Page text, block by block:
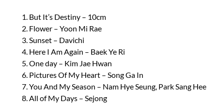
But It’s Destiny – 10cm
Flower – Yoon Mi Rae
Sunset – Davichi
Here I Am Again – Baek Ye Ri
One day – Kim Jae Hwan
Pictures Of My Heart – Song Ga In
You And My Season – Nam Hye Seung, Park Sang Hee
All of My Days – Sejong